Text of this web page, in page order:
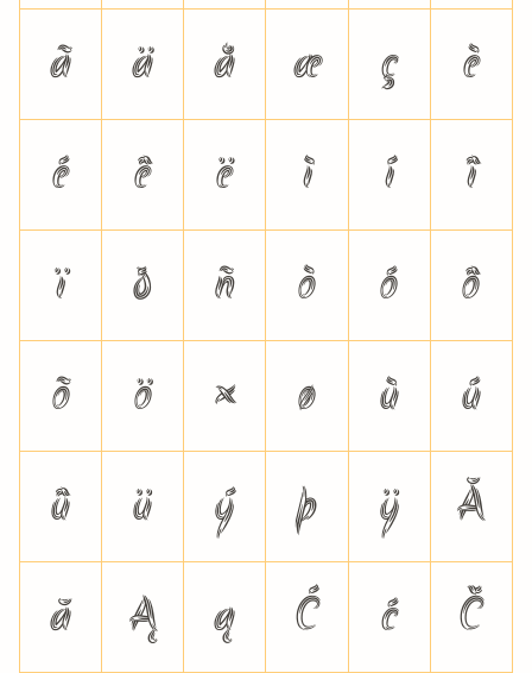
ã
ä å æ ç
è
é
ê ë ì í
î
ï
ð ñ ò ó
ô
õ
ö ÷ ø ù
ú
û
ü ý þ ÿ
Ă
ă
Ą ą Ć ć
Č